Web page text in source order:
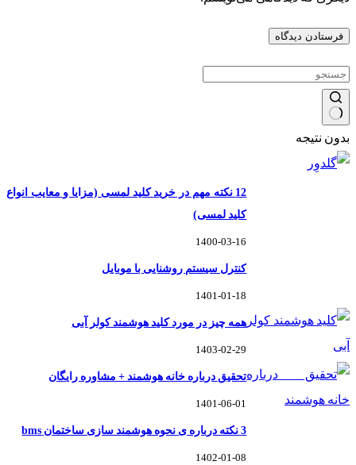
فرستادن دیدگاه
بدون نتیجه
12 نکته مهم در خرید کلید لمسی (مزایا و معایب انواع
کلید لمسی)
1400-03-16
کنترل سیستم روشنایی با موبایل
1401-01-18
همه چیز در مورد کلید هوشمند کولر آبی
1403-02-29
تحقیق درباره خانه هوشمند + مشاوره رایگان
1401-06-01
3 نکته درباره ی نحوه هوشمند سازی ساختمان bms
1402-01-08